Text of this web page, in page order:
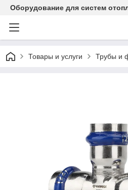
Оборудование для систем
Товары и услуги Трубы и